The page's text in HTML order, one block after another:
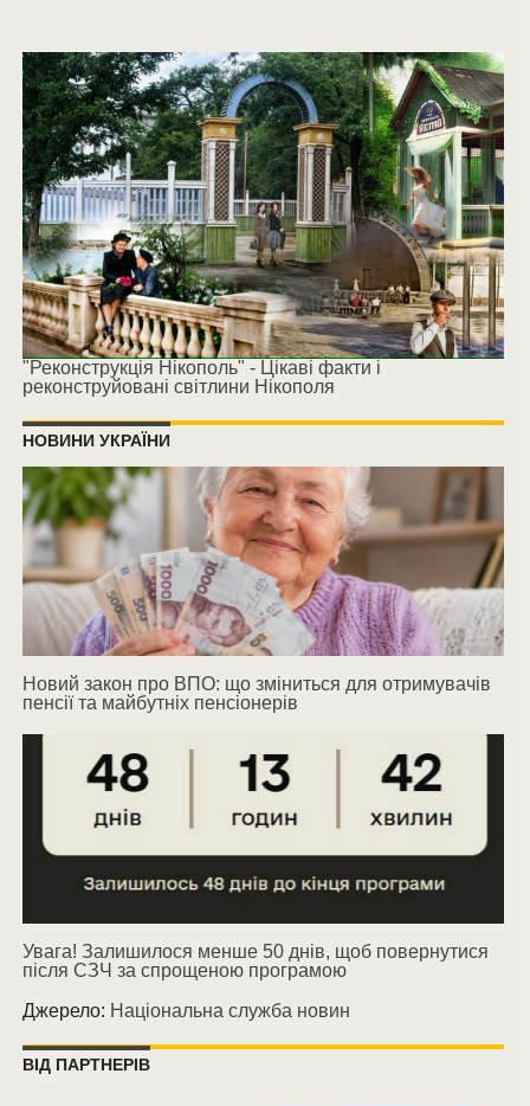
"Реконструкція Нікополь" - Цікаві факти і
реконструйовані світлини Нікополя
НОВИНИ УКРАЇНИ
Новий закон про ВПО: що зміниться для отримувачів
пенсії та майбутніх пенсіонерів
Увага! Залишилося менше 50 днів, щоб повернутися
після СЗЧ за спрощеною програмою
Джерело: Національна служба новин
ВІД ПАРТНЕРІВ